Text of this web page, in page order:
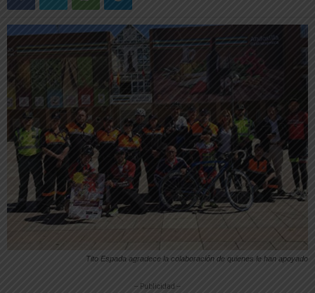
Tito Espada agradece la colaboración de quienes le han apoyado
-- Publicidad --